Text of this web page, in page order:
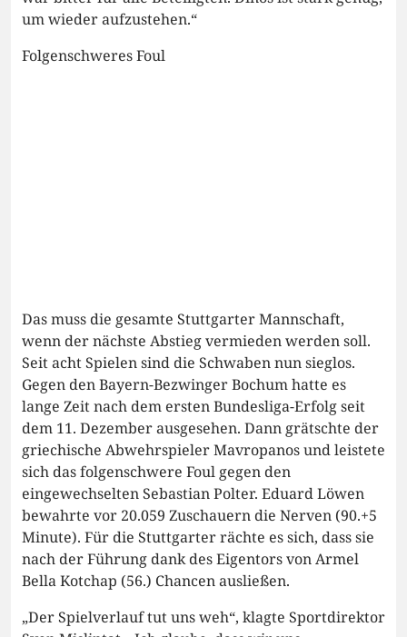
um wieder aufzustehen.“
Folgenschweres Foul
Das muss die gesamte Stuttgarter Mannschaft,
wenn der nächste Abstieg vermieden werden soll.
Seit acht Spielen sind die Schwaben nun sieglos.
Gegen den Bayern-Bezwinger Bochum hatte es
lange Zeit nach dem ersten Bundesliga-Erfolg seit
dem 11. Dezember ausgesehen. Dann grätschte der
griechische Abwehrspieler Mavropanos und leistete
sich das folgenschwere Foul gegen den
eingewechselten Sebastian Polter. Eduard Löwen
bewahrte vor 20.059 Zuschauern die Nerven (90.+5
Minute). Für die Stuttgarter rächte es sich, dass sie
nach der Führung dank des Eigentors von Armel
Bella Kotchap (56.) Chancen ausließen.
„Der Spielverlauf tut uns weh“, klagte Sportdirektor